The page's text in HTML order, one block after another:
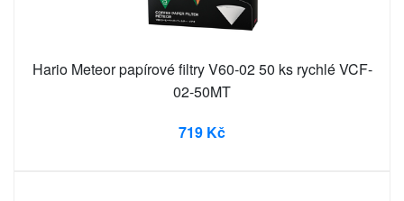
Hario Meteor papírové filtry V60-02 50 ks rychlé VCF-
02-50MT
719 Kč